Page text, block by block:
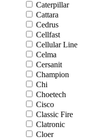
Caterpillar
Cattara
Cedrus
Cellfast
Cellular Line
Celma
Cersanit
Champion
Chi
Choetech
Cisco
Classic Fire
Clatronic
Cloer